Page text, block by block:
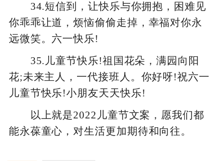
34.短信到，让快乐与你拥抱，困难见
你乖乖让道，烦恼偷偷走掉，幸福对你永
远微笑。六一快乐!
35.儿童节快乐!祖国花朵，满园向阳
花;未来主人，一代接班人。你好呀!祝六一
儿童节快乐!小朋友天天快乐!
以上就是2022儿童节文案，愿我们都
能永葆童心，对生活更加期待和向往。